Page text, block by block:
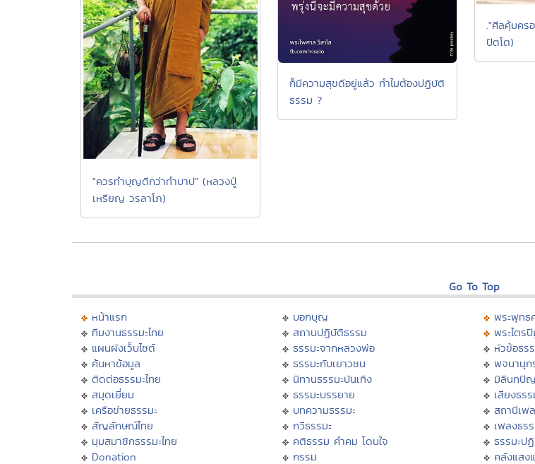
"ควรทำบุญดีกว่าทำบาป" (หลวงปู่
เหรียญ วรลาโภ)
ก็มีความสุขดีอยู่แล้ว ทำไมต้องปฏิบัติ
ธรรม ?
."ศีลคุ้มคร
ปัตโต)
Go To Top
หน้าแรก
ทีมงานธรรมะไทย
แผนผังเว็บไซต์
ค้นหาข้อมูล
ติดต่อธรรมะไทย
สมุดเยี่ยม
เครือข่ายธรรมะ
สัญลักษณ์ไทย
มุมสมาชิกธรรมะไทย
Donation
บอกบุญ
สถานปฏิบัติธรรม
ธรรมะจากหลวงพ่อ
ธรรมะกับเยาวชน
นิทานธรรมะบันเทิง
ธรรมะบรรยาย
บทความธรรมะ
กวีธรรมะ
คติธรรม คำคม โดนใจ
กรรม
พระพุทธ
พระไตร
หัวข้อธร
พจนานุก
มิลินทปั
เสียงธร
สถานีเพ
เพลงธร
ธรรมะป
คลังแสง